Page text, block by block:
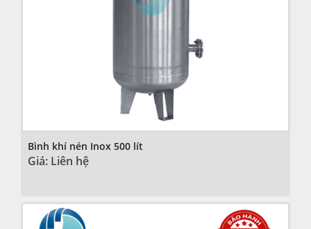
Bình khí nén Inox 500 lít
Giá: Liên hệ